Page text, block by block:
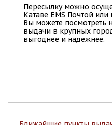
Пересылку можно
Катаве EMS Почтой
Вы можете посмотреть
выдачи в крупных
выгоднее и надежнее.